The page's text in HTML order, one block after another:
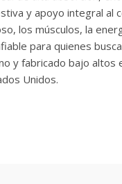
y apoyo integral al
los músculos, la
para quienes
y fabricado bajo altos
Unidos.